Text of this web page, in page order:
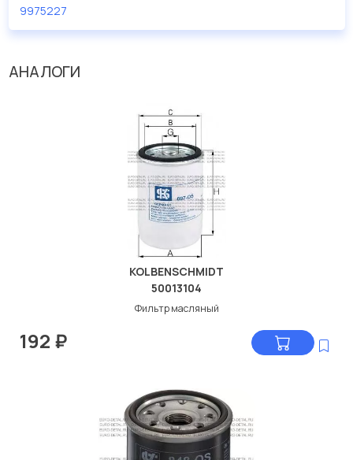
9975227
АНАЛОГИ
KOLBENSCHMIDT
50013104
Фильтр масляный
192 ₽